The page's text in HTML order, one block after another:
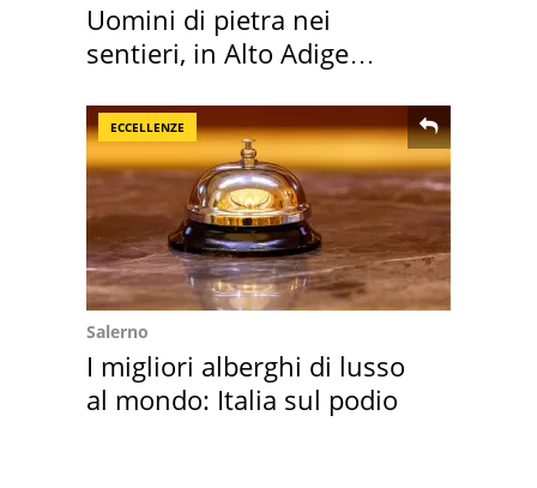
Uomini di pietra nei
sentieri, in Alto Adige
ECCELLENZE
Salerno
I migliori alberghi di lusso
al mondo: Italia sul podio